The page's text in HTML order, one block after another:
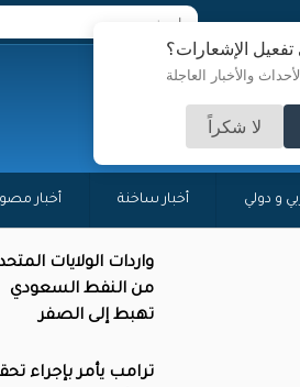
الإشعارات؟
والأخبار العاجلة
لا شكراً
و دولي أخبار ساخنة أخبار
واردات الولايات
من النفط السعودي
تهبط إلى الصفر
ترامب يأمر بإجراء